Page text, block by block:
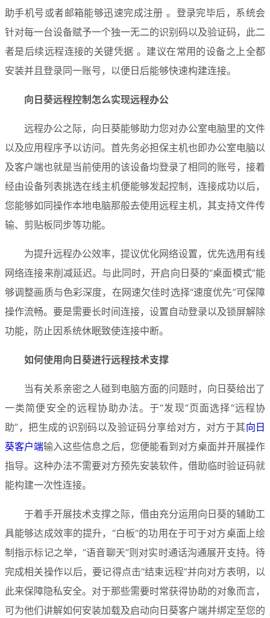
助手机号或者邮箱能够迅速完成注册 。登录完毕后，系统会
针对每一台设备赋予一个独一无二的识别码以及验证码，此二
者是后续远程连接的关键凭据 。建议在常用的设备之上全都
安装并且登录同一账号，以便日后能够快速构建连接。
向日葵远程控制怎么实现远程办公
远程办公之际，向日葵能够助力您对办公室电脑里的文件
以及应用程序予以访问。首先务必担保主机也即办公室电脑以
及客户端也就是当前使用的该设备均登录了相同的账号，接着
经由设备列表挑选在线主机便能够发起控制，连接成功以后，
您能够如同操作本地电脑那般去使用远程主机，其支持文件传
输、剪贴板同步等功能。
为提升远程办公效率，提议优化网络设置，优先选用有线
网络连接来削减延迟。与此同时，开启向日葵的“桌面模式”能
够调整画质与色彩深度，在网速欠佳时选择“速度优先”可保障
操作流畅。要是需要长时间连接，设置自动登录以及锁屏解除
功能，防止因系统休眠致使连接中断。
如何使用向日葵进行远程技术支撑
当有关系亲密之人碰到电脑方面的问题时，向日葵给出了
一类简便安全的远程协助办法。于“发现”页面选择“远程协
助”，把生成的识别码以及验证码分享给对方，对方于其向日
葵客户端输入这些信息之后，您便能看到对方桌面并开展操作
指导。这种办法不需要对方预先安装软件，借助临时验证码就
能构建一次性连接。
于着手开展技术支撑之际，借由充分运用向日葵的辅助工
具能够达成效率的提升，“白板”的功用在于可于对方桌面上绘
制指示标记之举，“语音聊天”则对实时通话沟通展开支持。待
完成相关操作以后，要记得点击“结束远程”并向对方表明，以
此来保障隐私安全。对于那些需要时常获得协助的对象而言，
可为他们讲解如何安装加载及启动向日葵客户端并绑定至您的